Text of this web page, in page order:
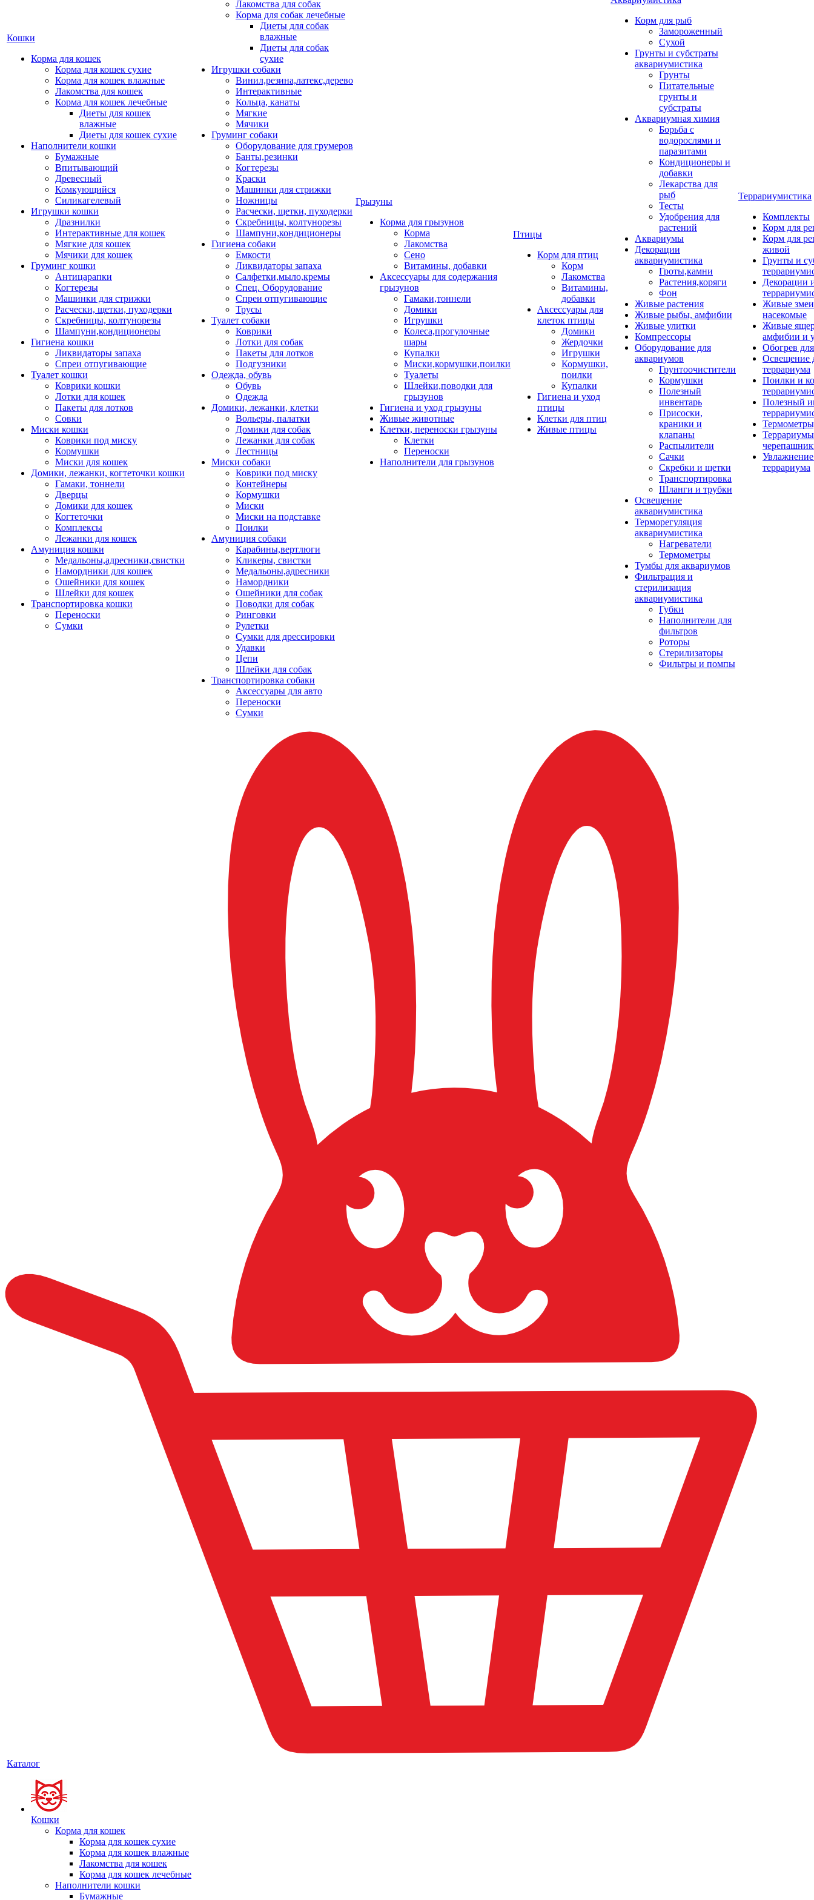
Кошки
Корма для кошек
Корма для кошек сухие
Корма для кошек влажные
Лакомства для кошек
Корма для кошек лечебные
Диеты для кошек
влажные
Диеты для кошек сухие
Наполнители кошки
Бумажные
Впитывающий
Древесный
Комкующийся
Силикагелевый
Игрушки кошки
Дразнилки
Интерактивные для кошек
Мягкие для кошек
Мячики для кошек
Груминг кошки
Антицарапки
Когтерезы
Машинки для стрижки
Расчески, щетки, пуходерки
Скребницы, колтунорезы
Шампуни,кондиционеры
Гигиена кошки
Ликвидаторы запаха
Спреи отпугивающие
Туалет кошки
Коврики кошки
Лотки для кошек
Пакеты для лотков
Совки
Миски кошки
Коврики под миску
Кормушки
Миски для кошек
Домики, лежанки, когтеточки кошки
Гамаки, тоннели
Дверцы
Домики для кошек
Когтеточки
Комплексы
Лежанки для кошек
Амуниция кошки
Медальоны,адресники,свистки
Намордники для кошек
Ошейники для кошек
Шлейки для кошек
Транспортировка кошки
Переноски
Сумки
Лакомства для собак
Корма для собак лечебные
Диеты для собак
влажные
Диеты для собак
сухие
Игрушки собаки
Винил,резина,латекс,дерево
Интерактивные
Кольца, канаты
Мягкие
Мячики
Груминг собаки
Оборудование для грумеров
Банты,резинки
Когтерезы
Краски
Машинки для стрижки
Ножницы
Расчески, щетки, пуходерки
Скребницы, колтунорезы
Шампуни,кондиционеры
Гигиена собаки
Емкости
Ликвидаторы запаха
Салфетки,мыло,кремы
Спец. Оборудование
Спреи отпугивающие
Трусы
Туалет собаки
Коврики
Лотки для собак
Пакеты для лотков
Подгузники
Одежда, обувь
Обувь
Одежда
Домики, лежанки, клетки
Вольеры, палатки
Домики для собак
Лежанки для собак
Лестницы
Миски собаки
Коврики под миску
Контейнеры
Кормушки
Миски
Миски на подставке
Поилки
Амуниция собаки
Карабины,вертлюги
Кликеры, свистки
Медальоны,адресники
Намордники
Ошейники для собак
Поводки для собак
Ринговки
Рулетки
Сумки для дрессировки
Удавки
Цепи
Шлейки для собак
Транспортировка собаки
Аксессуары для авто
Переноски
Сумки
Грызуны
Корма для грызунов
Корма
Лакомства
Сено
Витамины, добавки
Аксессуары для содержания
грызунов
Гамаки,тоннели
Домики
Игрушки
Колеса,прогулочные
шары
Купалки
Миски,кормушки,поилки
Туалеты
Шлейки,поводки для
грызунов
Гигиена и уход грызуны
Живые животные
Клетки, переноски грызуны
Клетки
Переноски
Наполнители для грызунов
Птицы
Корм для птиц
Корм
Лакомства
Витамины,
добавки
Аксессуары для
клеток птицы
Домики
Жердочки
Игрушки
Кормушки,
поилки
Купалки
Гигиена и уход
птицы
Клетки для птиц
Живые птицы
Корм для рыб
Замороженный
Сухой
Грунты и субстраты
аквариумистика
Грунты
Питательные
грунты и
субстраты
Аквариумная химия
Борьба с
водорослями и
паразитами
Кондиционеры и
добавки
Лекарства для
рыб
Тесты
Удобрения для
растений
Аквариумы
Декорации
аквариумистика
Гроты,камни
Растения,коряги
Фон
Живые растения
Живые рыбы, амфибии
Живые улитки
Компрессоры
Оборудование для
аквариумов
Грунтоочистители
Кормушки
Полезный
инвентарь
Присоски,
краники и
клапаны
Распылители
Сачки
Скребки и щетки
Транспортировка
Шланги и трубки
Освещение
аквариумистика
Терморегуляция
аквариумистика
Нагреватели
Термометры
Тумбы для аквариумов
Фильтрация и
стерилизация
аквариумистика
Губки
Наполнители для
фильтров
Роторы
Стерилизаторы
Фильтры и помпы
Террариумистика
Комплекты
Корм для
Корм для
живой
Грунты и
Декорации
Живые
насекомые
Живые
амфибии и
Обогрев
Освещение
террариума
Поилки и
Полезный
террариума
Каталог
Кошки
Корма для кошек
Корма для кошек сухие
Корма для кошек влажные
Лакомства для кошек
Корма для кошек лечебные
Наполнители кошки
Бумажные